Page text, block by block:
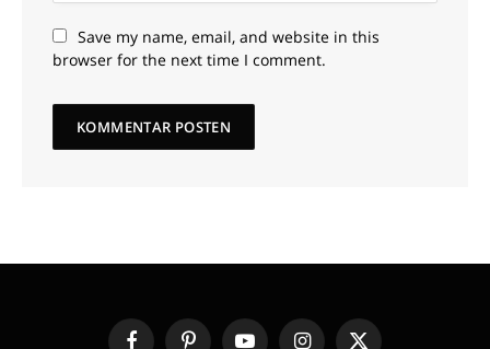
Save my name, email, and website in this
browser for the next time I comment.